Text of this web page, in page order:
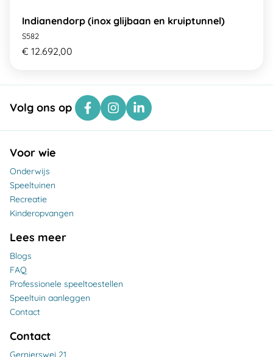
Indianendorp (inox glijbaan en kruiptunnel)
S582
€ 12.692,00
Volg ons op
Voor wie
Onderwijs
Speeltuinen
Recreatie
Kinderopvangen
Lees meer
Blogs
FAQ
Professionele speeltoestellen
Speeltuin aanleggen
Contact
Contact
Gernierswei 21